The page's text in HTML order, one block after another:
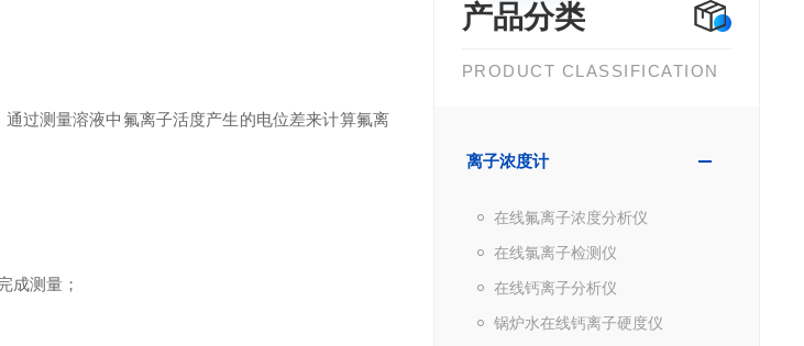
产品分类
PRODUCT CLASSIFICATION
离子浓度计
在线氟离子浓度分析仪
在线氯离子检测仪
在线钙离子分析仪
锅炉水在线钙离子硬度仪
过测量溶液中氟离子活度产生的电位差来计算氟离
成测量；